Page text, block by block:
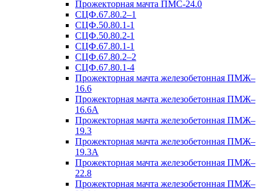
Прожекторная мачта ПМС-24.0
СЦФ.67.80.2–1
СЦФ.50.80.1-1
СЦФ.50.80.2-1
СЦФ.67.80.1-1
СЦФ.67.80.2–2
СЦФ.67.80.1-4
Прожекторная мачта железобетонная ПМЖ–
16.6
Прожекторная мачта железобетонная ПМЖ–
16.6А
Прожекторная мачта железобетонная ПМЖ–
19.3
Прожекторная мачта железобетонная ПМЖ–
19.3А
Прожекторная мачта железобетонная ПМЖ–
22.8
Прожекторная мачта железобетонная ПМЖ–